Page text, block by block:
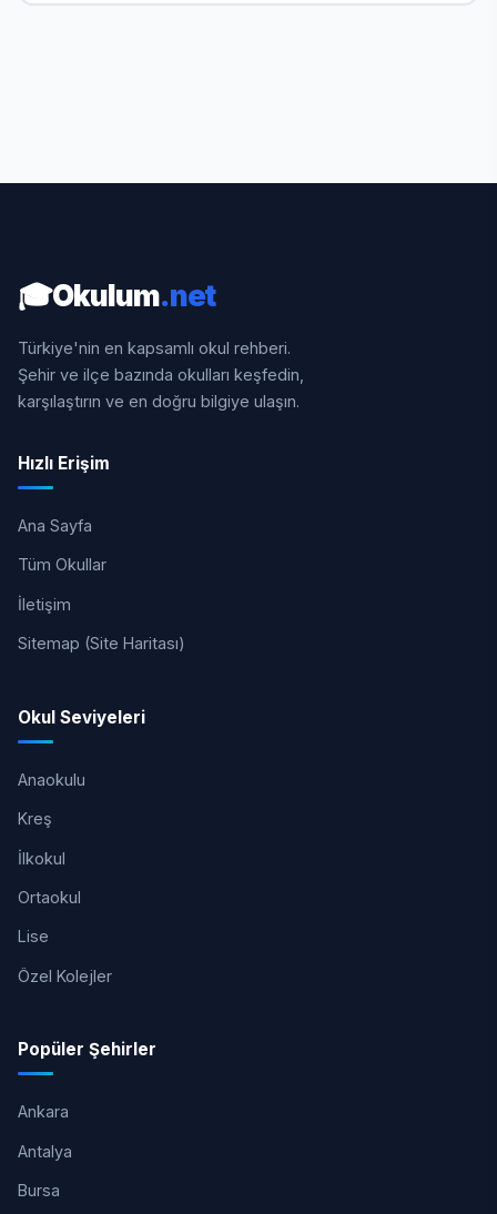
🎓Okulum.net
Türkiye'nin en kapsamlı okul rehberi.
Şehir ve ilçe bazında okulları keşfedin,
karşılaştırın ve en doğru bilgiye ulaşın.
Hızlı Erişim
Ana Sayfa
Tüm Okullar
İletişim
Sitemap (Site Haritası)
Okul Seviyeleri
Anaokulu
Kreş
İlkokul
Ortaokul
Lise
Özel Kolejler
Popüler Şehirler
Ankara
Antalya
Bursa